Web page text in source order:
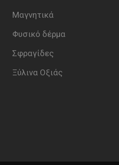
Μαγνητικά
Φυσικό δέρμα
Σφραγίδες
Ξύλινα Οξιάς